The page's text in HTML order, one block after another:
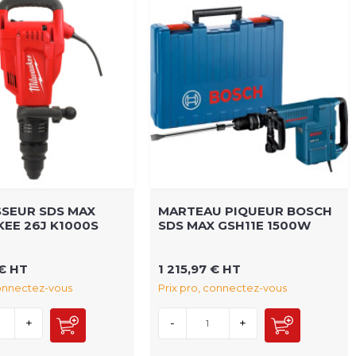
SDS MAX
26J K1000S
HT
vous
+
MARTEAU PIQUEUR BOSCH
SDS MAX GSH11E 1500W
1 215,97 € HT
Prix pro, connectez-vous
- +